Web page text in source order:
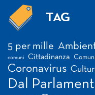
TAG
5 per mille
comuni Cittadinanza
Coronavirus
Dal